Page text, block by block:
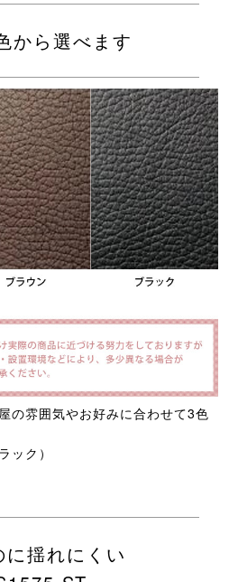
から選べます
の雰囲気やお好みに合わせて3色
ック）
揺れにくい